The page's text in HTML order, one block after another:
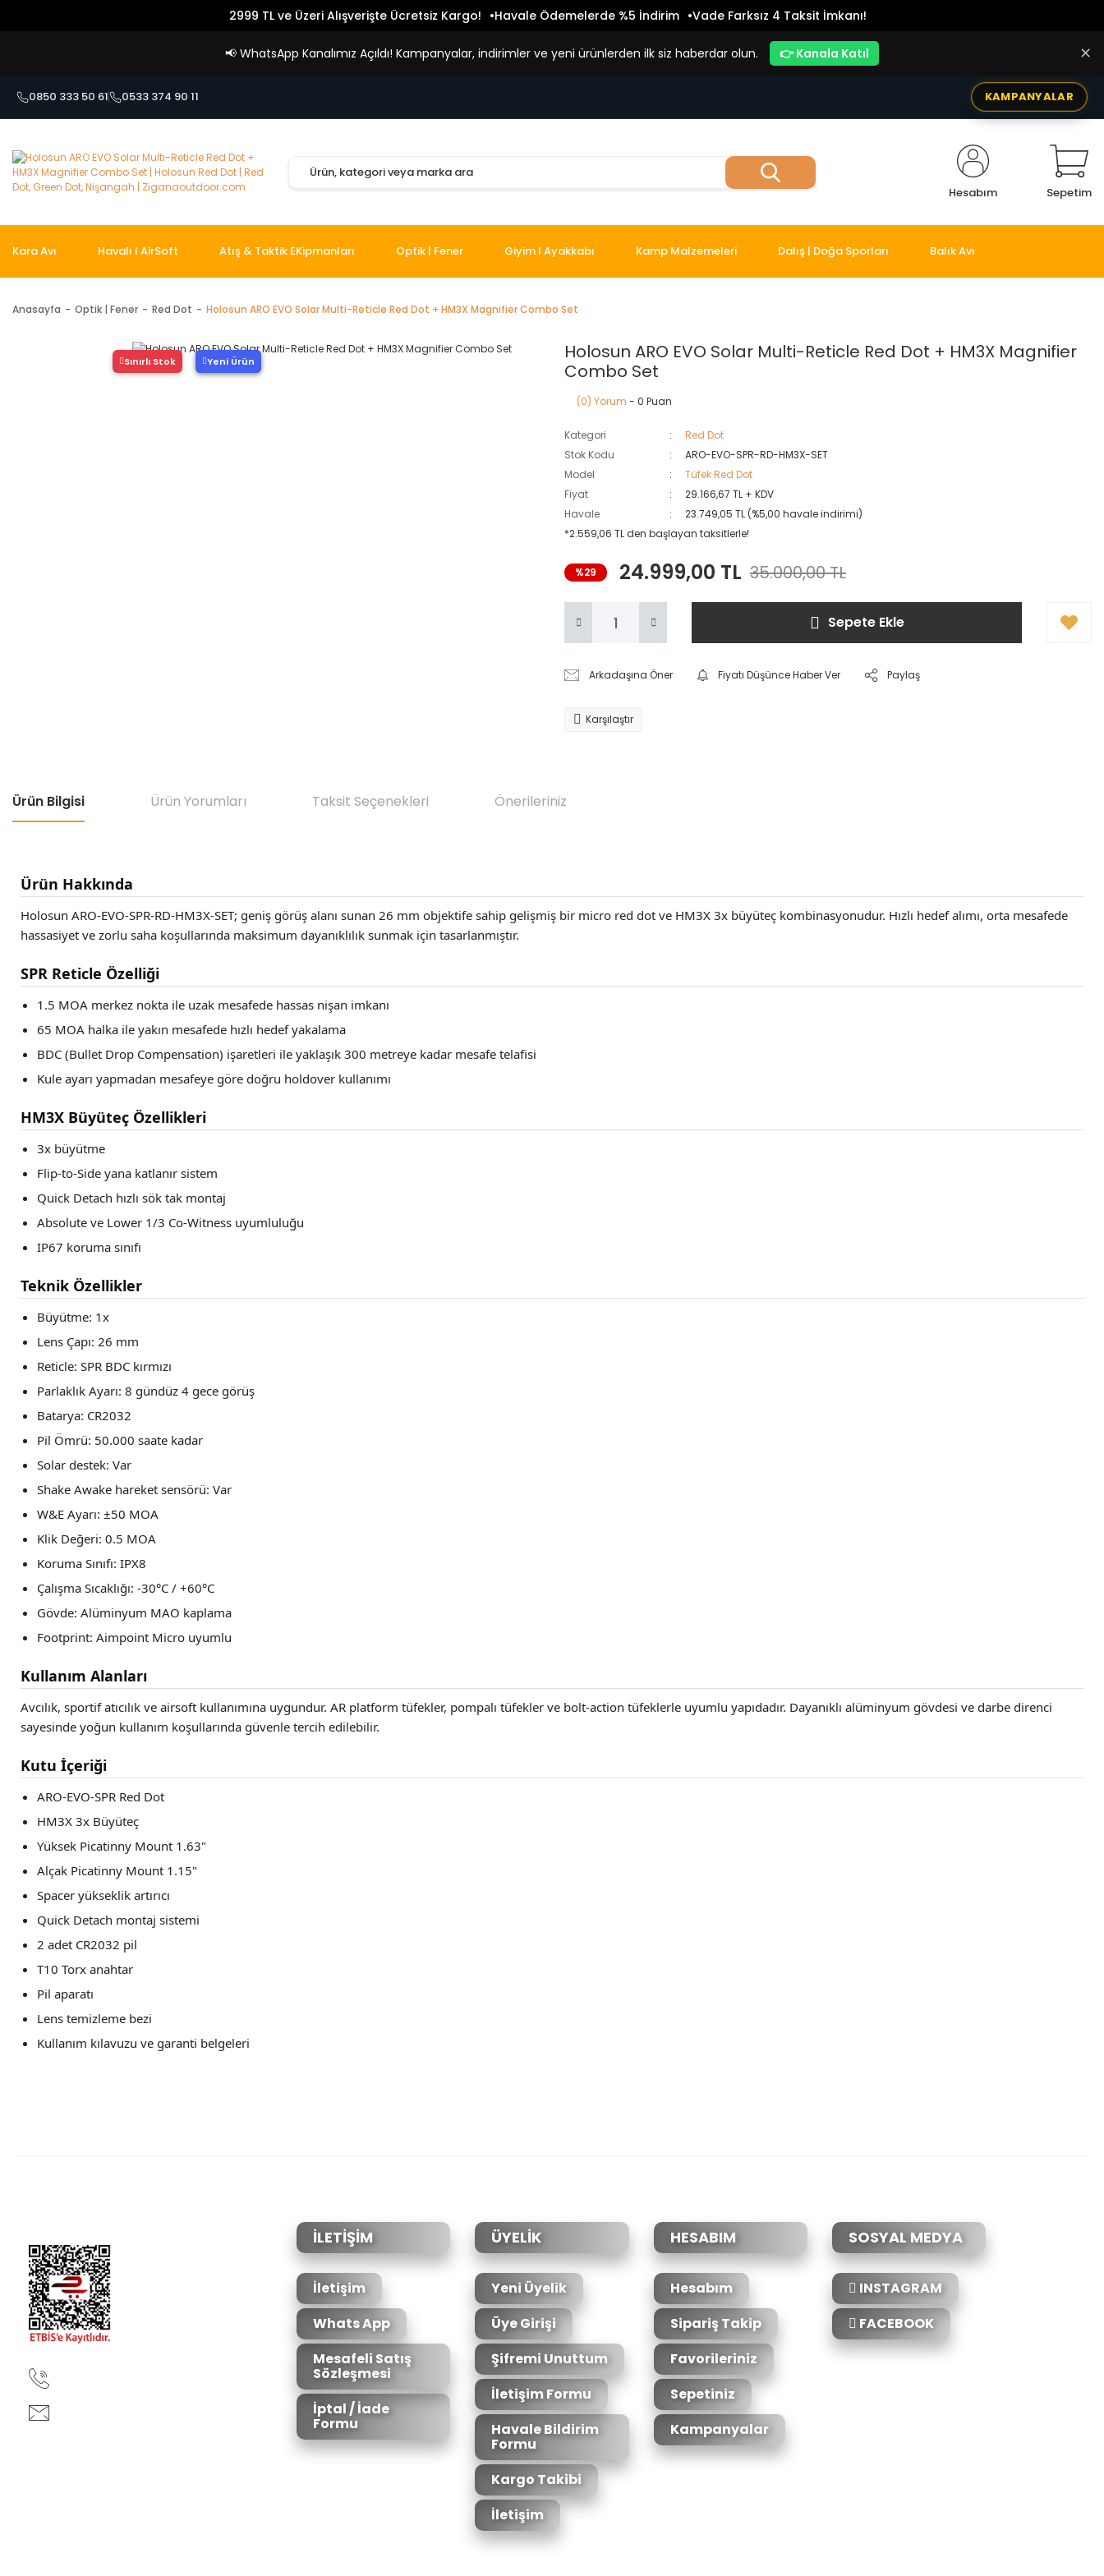
2999 TL ve Üzeri Alışverişte Ücretsiz Kargo! Havale Ödemelerde %5 İndirim Vade Farksız 4 Taksit İmkanı!
📢 WhatsApp Kanalımız Açıldı! Kampanyalar, indirimler ve yeni ürünlerden ilk siz haberdar olun. 👉 Kanala Katıl ✕
0850 333 50 61 0533 374 90 11 KAMPANYALAR
Hesabım Sepetim
Kara Avı Havalı I AirSoft Atış & Taktik EKipmanları Optik | Fener Giyim I Ayakkabı Kamp Malzemeleri Dalış | Doğa Sporları Balık Avı
Anasayfa Optik | Fener Red Dot Holosun ARO EVO Solar Multi-Reticle Red Dot + HM3X Magnifier Combo Set
Yeni Ürün
Sınırlı Stok Yeni Ürün
Holosun ARO EVO Solar Multi-Reticle Red Dot + HM3X Magnifier
Combo Set
(0) Yorum - 0 Puan
Kategori
Red Dot
Stok Kodu
ARO-EVO-SPR-RD-HM3X-SET
Model
Tüfek Red Dot
Fiyat
29.166,67 TL + KDV
Havale
23.749,05 TL (%5,00 havale indirimi)
*2.559,06 TL den başlayan taksitlerle!
%29 24.999,00 TL 35.000,00 TL
Sepete Ekle
Arkadaşına Öner Fiyatı Düşünce Haber Ver Paylaş
Karşılaştır
Ürün Bilgisi Ürün Yorumları Taksit Seçenekleri Önerileriniz
Ürün Hakkında
Holosun ARO-EVO-SPR-RD-HM3X-SET; geniş görüş alanı sunan 26 mm objektife sahip gelişmiş bir micro red dot ve HM3X 3x büyüteç kombinasyonudur. Hızlı hedef alımı, orta mesafede
hassasiyet ve zorlu saha koşullarında maksimum dayanıklılık sunmak için tasarlanmıştır.
SPR Reticle Özelliği
1.5 MOA merkez nokta ile uzak mesafede hassas nişan imkanı
65 MOA halka ile yakın mesafede hızlı hedef yakalama
BDC (Bullet Drop Compensation) işaretleri ile yaklaşık 300 metreye kadar mesafe telafisi
Kule ayarı yapmadan mesafeye göre doğru holdover kullanımı
HM3X Büyüteç Özellikleri
3x büyütme
Flip-to-Side yana katlanır sistem
Quick Detach hızlı sök tak montaj
Absolute ve Lower 1/3 Co-Witness uyumluluğu
IP67 koruma sınıfı
Teknik Özellikler
Büyütme: 1x
Lens Çapı: 26 mm
Reticle: SPR BDC kırmızı
Parlaklık Ayarı: 8 gündüz 4 gece görüş
Batarya: CR2032
Pil Ömrü: 50.000 saate kadar
Solar destek: Var
Shake Awake hareket sensörü: Var
W&E Ayarı: ±50 MOA
Klik Değeri: 0.5 MOA
Koruma Sınıfı: IPX8
Çalışma Sıcaklığı: -30°C / +60°C
Gövde: Alüminyum MAO kaplama
Footprint: Aimpoint Micro uyumlu
Kullanım Alanları
Avcılık, sportif atıcılık ve airsoft kullanımına uygundur. AR platform tüfekler, pompalı tüfekler ve bolt-action tüfeklerle uyumlu yapıdadır. Dayanıklı alüminyum gövdesi ve darbe direnci
sayesinde yoğun kullanım koşullarında güvenle tercih edilebilir.
Kutu İçeriği
ARO-EVO-SPR Red Dot
HM3X 3x Büyüteç
Yüksek Picatinny Mount 1.63"
Alçak Picatinny Mount 1.15"
Spacer yükseklik artırıcı
Quick Detach montaj sistemi
2 adet CR2032 pil
T10 Torx anahtar
Pil aparatı
Lens temizleme bezi
Kullanım kılavuzu ve garanti belgeleri
Ürün fiyatı diğer sitelerden daha pahalı.
Bu ürüne benzer farklı alternatifler olmalı.
İLETİŞİM
İletişim
Whats App
Mesafeli Satış
Sözleşmesi
İptal / İade
Formu
ÜYELİK
Yeni Üyelik
Üye Girişi
Şifremi Unuttum
İletişim Formu
Havale Bildirim
Formu
Kargo Takibi
İletişim
HESABIM
Hesabım
Sipariş Takip
Favorileriniz
Sepetiniz
Kampanyalar
SOSYAL MEDYA
INSTAGRAM
FACEBOOK